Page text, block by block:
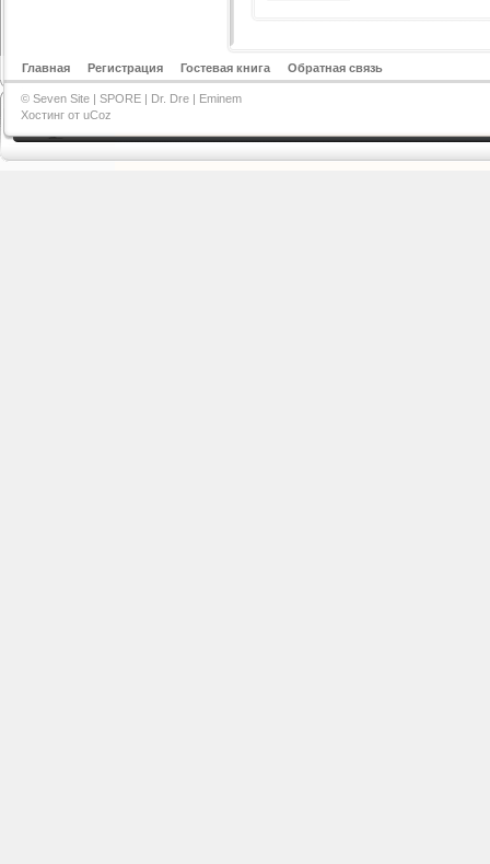
Главная Регистрация Гостевая книга Обратная связь
© Seven Site | SPORE | Dr. Dre | Eminem
Хостинг от uCoz